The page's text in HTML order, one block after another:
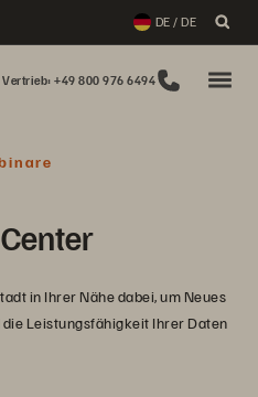
DE / DE
Vertrieb: +49 800 976 6494
in Ihrer Nähe dabei, um Neues
Leistungsfähigkeit Ihrer Daten